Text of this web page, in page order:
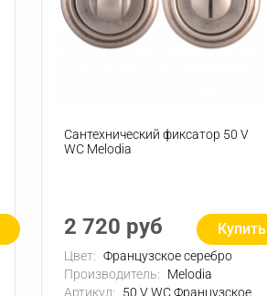
Сантехнический фиксатор 50 V
WC Melodia
2 720 руб Купить
Цвет: Французское серебро
Производитель:
Melodia
Артикул:
50 V WC Французское